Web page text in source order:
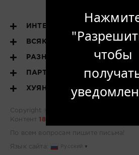
ИНТЕРЕСНОЕ
ВСЯКОЕ РАЗНОЕ
РАЗНОЕ
ПАРТНЕРЫ
ХУЯНДЕКС
Copyright © 2022 - 2026
-
Контент18+
По всем вопросам пишите письма!
Язык сайта: Русский ▼
чтобы